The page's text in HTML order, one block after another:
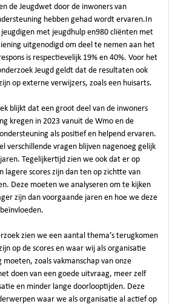
de Jeugdwet door de inwoners van
hebben gehad wordt ervaren.In
met jeugdhulp en980 cliënten met
uitgenodigd om deel te nemen aan het
is respectievelijk 19% en 40%. Voor het
Jeugd geldt dat de resultaten ook
op externe verwijzers, zoals een huisarts.
blijkt dat een groot deel van de inwoners
kregen in 2023 vanuit de Wmo en de
als positief en helpend ervaren.
verschillende vragen blijven nagenoeg gelijk
Tegelijkertijd zien we ook dat er op
lagere scores zijn dan ten op zichtte van
Deze moeten we analyseren om te kijken
zijn dan voorgaande jaren en hoe we deze
zien we een aantal thema’s terugkomen
op de scores en waar wij als organisatie
moeten, zoals vakmanschap van onze
doen van een goede uitvraag, meer zelf
en minder lange doorlooptijden. Deze
waar we als organisatie al actief op